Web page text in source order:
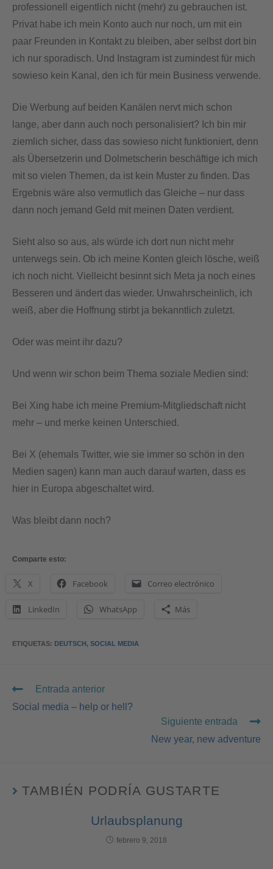
professionell eigentlich nicht (mehr) zu gebrauchen ist.
Privat habe ich mein Konto auch nur noch, um mit ein
paar Freunden in Kontakt zu bleiben, aber selbst dort bin
ich nur sporadisch. Und Instagram ist zumindest für mich
sowieso kein Kanal, den ich für mein Business verwende.
Die Werbung auf beiden Kanälen nervt mich schon
lange, aber dann auch noch personalisiert? Ich bin mir
ziemlich sicher, dass das sowieso nicht funktioniert, denn
als Übersetzerin und Dolmetscherin beschäftige ich mich
mit so vielen Themen, da ist kein Muster zu finden. Das
Ergebnis wäre also vermutlich das Gleiche – nur dass
dann noch jemand Geld mit meinen Daten verdient.
Sieht also so aus, als würde ich dort nun nicht mehr
unterwegs sein. Ob ich meine Konten gleich lösche, weiß
ich noch nicht. Vielleicht besinnt sich Meta ja noch eines
Besseren und ändert das wieder. Unwahrscheinlich, ich
weiß, aber die Hoffnung stirbt ja bekanntlich zuletzt.
Oder was meint ihr dazu?
Und wenn wir schon beim Thema soziale Medien sind:
Bei Xing habe ich meine Premium-Mitgliedschaft nicht
mehr – und merke keinen Unterschied.
Bei X (ehemals Twitter, wie sie immer so schön in den
Medien sagen) kann man auch darauf warten, dass es
hier in Europa abgeschaltet wird.
Was bleibt dann noch?
Comparte esto:
X Facebook Correo electrónico
LinkedIn WhatsApp Más
ETIQUETAS: DEUTSCH, SOCIAL MEDIA
Entrada anterior
Social media – help or hell?
Siguiente entrada
New year, new adventure
TAMBIÉN PODRÍA GUSTARTE
Urlaubsplanung
febrero 9, 2018